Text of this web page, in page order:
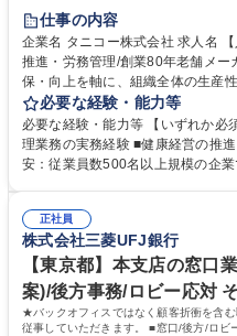
完全週休2日制
寮・社宅あり
仕事の内容
企業名 タニコー株式会社 求人名 【人事・労務担当】安全衛生・健康経営
推進・労務管理/創業80年老舗メーカー 仕事の内容 社員の健康と安
保・向上を軸に、組織全体の生産
営層と密接に連携しながら、定型
などの上流工程から関与していただきます。 【主な業務
業務（ストレスチェック、健康診
経営認証取得に向けた企画・推進■
を底上げすべく、ともにご活躍いた
職種 【人事・労務担当】安全衛生
舗メーカー
必要な経験・能力等
必要な経験・能力等 【いずれか必
理業務の実務経験 ■健康経営の推
安：従業員数500名以上規模の企業でのご経験 【求
部門と連携しながら業務を推進で
使用経験をお持ちの方 学歴・資格 学歴：大学院 大学 高専 短大 専修学校
高校 語学力： 資格：
正社員
株式会社三菱UFJ銀行
【東京都】本支店の窓口
案)/後方事務/ロビー応対
★バックオフィスではなく顧客折衝を含
従事していただきます。 ■窓口/後方/ロビ